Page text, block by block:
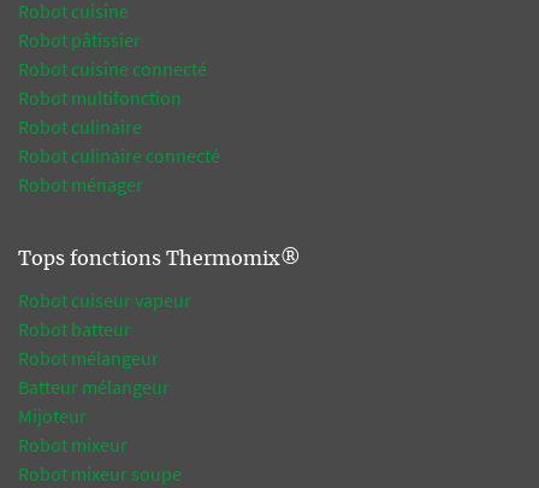
Robot cuisine
Robot pâtissier
Robot cuisine connecté
Robot multifonction
Robot culinaire
Robot culinaire connecté
Robot ménager
Tops fonctions Thermomix®
Robot cuiseur vapeur
Robot batteur
Robot mélangeur
Batteur mélangeur
Mijoteur
Robot mixeur
Robot mixeur soupe